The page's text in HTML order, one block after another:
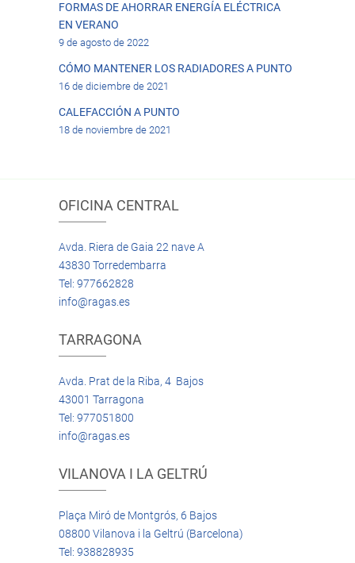
FORMAS DE AHORRAR ENERGÍA ELÉCTRICA
EN VERANO
9 de agosto de 2022
CÓMO MANTENER LOS RADIADORES A PUNTO
16 de diciembre de 2021
CALEFACCIÓN A PUNTO
18 de noviembre de 2021
OFICINA CENTRAL
Avda. Riera de Gaia 22 nave A
43830 Torredembarra
Tel: 977662828
info@ragas.es
TARRAGONA
Avda. Prat de la Riba, 4 Bajos
43001 Tarragona
Tel: 977051800
info@ragas.es
VILANOVA I LA GELTRÚ
Plaça Miró de Montgrós, 6 Bajos
08800 Vilanova i la Geltrú (Barcelona)
Tel: 938828935